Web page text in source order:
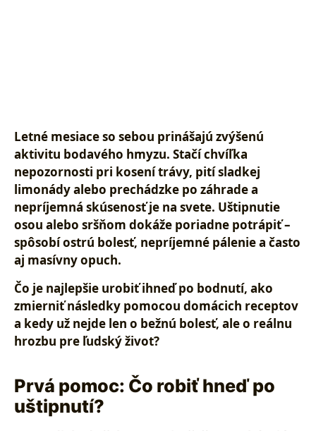
Letné mesiace so sebou prinášajú zvýšenú
aktivitu bodavého hmyzu. Stačí chvíľka
nepozornosti pri kosení trávy, pití sladkej
limonády alebo prechádzke po záhrade a
nepríjemná skúsenosť je na svete. Uštipnutie
osou alebo sršňom dokáže poriadne potrápiť –
spôsobí ostrú bolesť, nepríjemné pálenie a často
aj masívny opuch.
Čo je najlepšie urobiť ihneď po bodnutí, ako
zmierniť následky pomocou domácich receptov
a kedy už nejde len o bežnú bolesť, ale o reálnu
hrozbu pre ľudský život?
Prvá pomoc: Čo robiť hneď po
uštipnutí?